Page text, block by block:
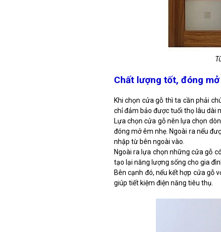
Chất lượng tốt, đóng
Khi chọn cửa gỗ thì ta cần phải
chỉ đảm bảo được tuổi thọ lâu dài
Lựa chọn cửa gỗ nên lựa chọn
đóng mở êm nhẹ. Ngoài ra nếu
nhập từ bên ngoài vào.
Ngoài ra lựa chọn những cửa gỗ
tạo lại năng lượng sống cho gia
Bên cạnh đó, nếu kết hợp cửa gỗ
giúp tiết kiệm điện năng tiêu thụ.